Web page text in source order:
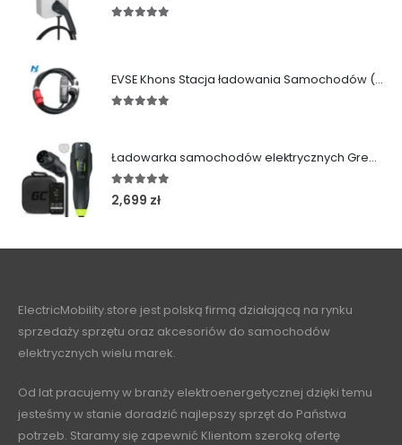
EVSE Khons Stacja ładowania Samochodów (11kW|Typ2|RCD B)
Ładowarka samochodów elektrycznych Green Cell Habu (11kW | Type 2 | 7m)
5.00 out of 5
2,699 zł
ElectricMobility.store jest polską firmą działającą na rynku
sprzedaży sprzętu oraz akcesoriów do samochodów
elektrycznych wielu marek.
Od lat pracujemy w branży elektroenergetycznej dzięki temu
jesteśmy w stanie doradzić najlepszy sprzęt do Państwa
potrzeb. Staramy się zapewnić Klientom szeroką ofertę